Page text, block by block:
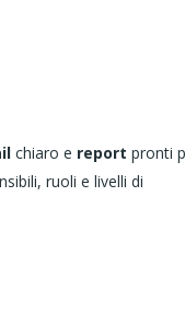
chiaro e report pronti
ruoli e livelli di